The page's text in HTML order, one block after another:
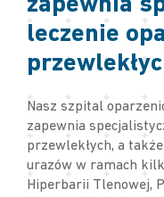
zapewnia
leczenie
Nasz szpital
zapewnia
przewlekłych, a
urazów w ramach
Hiperbarii Tlenowej,